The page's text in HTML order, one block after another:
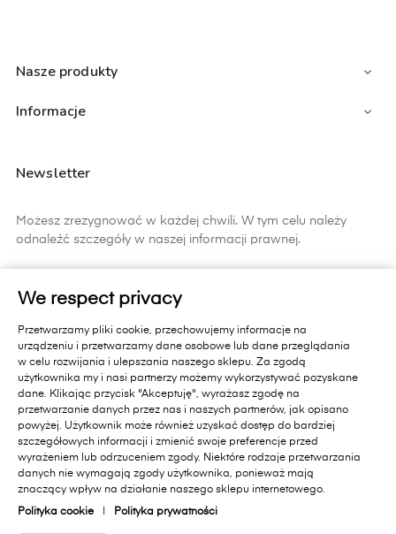
Nasze produkty 
Informacje 
Newsletter
Możesz zrezygnować w każdej chwili. W tym celu należy
odnaleźć szczegóły w naszej informacji prawnej.
otrzymywanie informacji handlowych od Primavera Furniture Sp. z
o.o. 11-010 Barczewo, Dąbrówka Mała 18 A.. Pamiętaj, zgoda jest
dobrowolna i masz prawo cofnąć zgodę w każdym czasie oraz
prawo dostępu do danych, sprostowania, usunięcia lub
ograniczenia przetwarzania, prawo wniesienia skargi do organu
nadzorczego lub przeniesienia danych. Administratorem Państwa
danych jest Primavera Furniture Sp. z o.o. 11-010 Barczewo,
Dąbrówka Mała 18A.. Administrator przetwarza dane zgodnie z
Polityką Prywatności sklepu internetowego[dostępną na stronie]
polityką ochrony danych w Primavera Furniture Sp. z o.o.
[dostępną na stronie].
We respect privacy
Przetwarzamy pliki cookie, przechowujemy informacje na
urządzeniu i przetwarzamy dane osobowe lub dane przeglądania
w celu rozwijania i ulepszania naszego sklepu. Za zgodą
użytkownika my i nasi partnerzy możemy wykorzystywać pozyskane
dane. Klikając przycisk "Akceptuję", wyrażasz zgodę na
przetwarzanie danych przez nas i naszych partnerów, jak opisano
powyżej. Użytkownik może również uzyskać dostęp do bardziej
szczegółowych informacji i zmienić swoje preferencje przed
wyrażeniem lub odrzuceniem zgody. Niektóre rodzaje przetwarzania
danych nie wymagają zgody użytkownika, ponieważ mają
znaczący wpływ na działanie naszego sklepu internetowego.
Polityka cookie Polityka prywatności